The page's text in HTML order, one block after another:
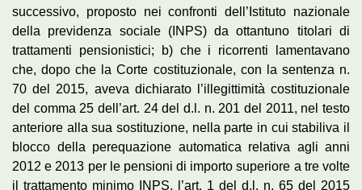
successivo, proposto nei confronti dell’Istituto nazionale
della previdenza sociale (INPS) da ottantuno titolari di
trattamenti pensionistici; b) che i ricorrenti lamentavano
che, dopo che la Corte costituzionale, con la sentenza n.
70 del 2015, aveva dichiarato l’illegittimità costituzionale
del comma 25 dell’art. 24 del d.l. n. 201 del 2011, nel testo
anteriore alla sua sostituzione, nella parte in cui stabiliva il
blocco della perequazione automatica relativa agli anni
2012 e 2013 per le pensioni di importo superiore a tre volte
il trattamento minimo INPS, l’art. 1 del d.l. n. 65 del 2015